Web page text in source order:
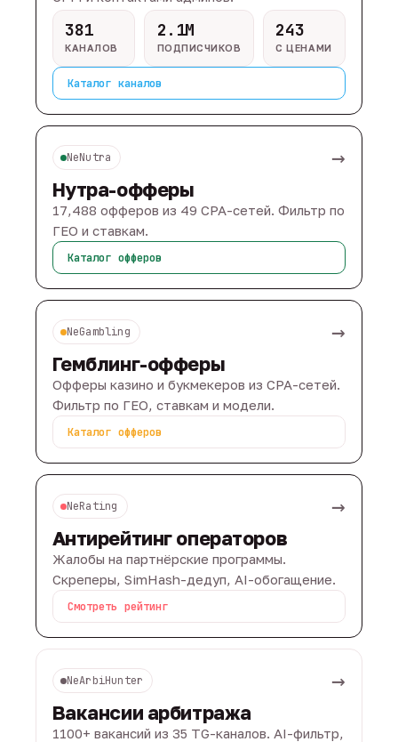
381
КАНАЛОВ
2.1M
ПОДПИСЧИКОВ
243
С ЦЕНАМИ
Каталог каналов
NeNutra →
Нутра-офферы
17,488 офферов из 49 CPA-сетей. Фильтр по
ГЕО и ставкам.
Каталог офферов
NeGambling →
Гемблинг-офферы
Офферы казино и букмекеров из CPA-сетей.
Фильтр по ГЕО, ставкам и модели.
Каталог офферов
NeRating →
Антирейтинг операторов
Жалобы на партнёрские программы.
Скреперы, SimHash-дедуп, AI-обогащение.
Смотреть рейтинг
NeArbiHunter →
Вакансии арбитража
1100+ вакансий из 35 TG-каналов. AI-фильтр,